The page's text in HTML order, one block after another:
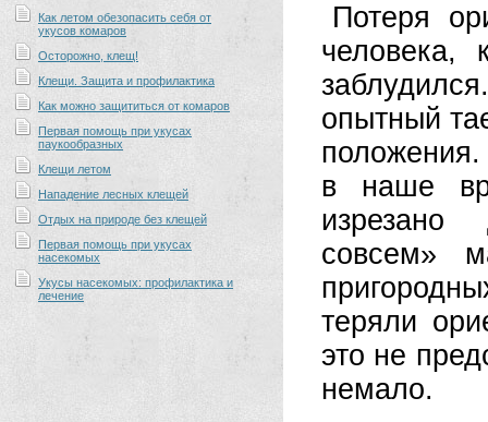
Как летом обезопасить себя от
укусов комаров
Осторожно, клещ!
Клещи. Защита и профилактика
Как можно защититься от комаров
Первая помощь при укусах
паукообразных
Клещи летом
Нападение лесных клещей
Отдых на природе без клещей
Первая помощь при укусах
насекомых
Укусы насекомых: профилактика и
лечение
Потеря
опытный
в наше
изрезано
совсем»
теряли
это не
немало.